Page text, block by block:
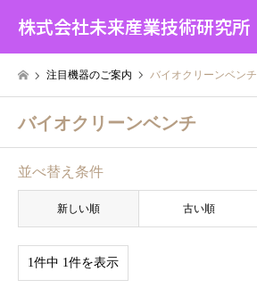
株式会社未来産業技術研究所
注目機器のご案内 バイオクリーンベンチ
バイオクリーンベンチ
並べ替え条件
新しい順 古い順
1件中 1件を表示